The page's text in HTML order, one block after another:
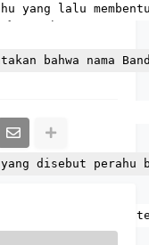
lalu membentuk
nama
perahu
mencari
seperti ini: